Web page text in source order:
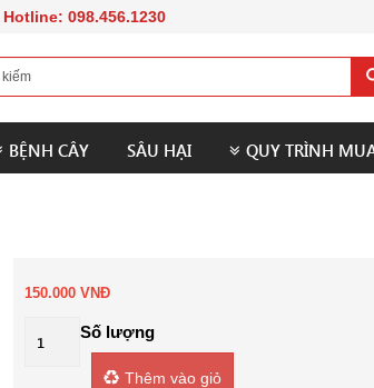
Hotline: 098.456.1230
BỆNH CÂY SÂU HẠI QUY TRÌNH
150.000 VNĐ
Số lượng
Thêm vào giỏ